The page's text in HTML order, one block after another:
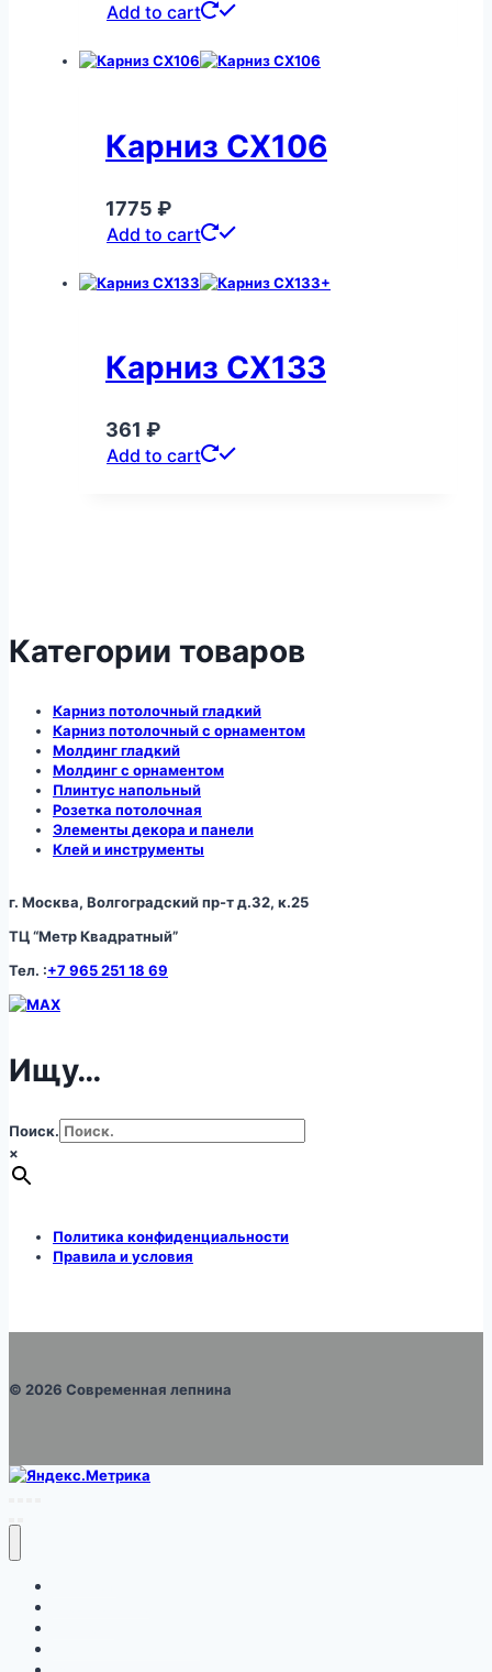
Add to cart
Карниз CX106
1775 ₽
Add to cart
Карниз CX133
361 ₽
Add to cart
Категории товаров
Карниз потолочный гладкий
Карниз потолочный с орнаментом
Молдинг гладкий
Молдинг с орнаментом
Плинтус напольный
Розетка потолочная
Элементы декора и панели
Клей и инструменты
г. Москва, Волгоградский пр-т д.32, к.25
ТЦ “Метр Квадратный”
Тел. :+7 965 251 18 69
Ищу…
Поиск.
×
Политика конфиденциальности
Правила и условия
© 2026 Современная лепнина